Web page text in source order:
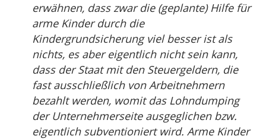
erwähnen, dass zwar die (geplante) Hilfe für
arme Kinder durch die
Kindergrundsicherung viel besser ist als
nichts, es aber eigentlich nicht sein kann,
dass der Staat mit den Steuergeldern, die
fast ausschließlich von Arbeitnehmern
bezahlt werden, womit das Lohndumping
der Unternehmerseite ausgeglichen bzw.
eigentlich subventioniert wird. Arme Kinder